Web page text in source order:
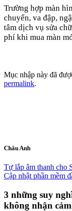
Trường hợp màn
chuyển, va đập,
tâm dịch vụ sửa
phí khi mua màn
Mục nhập này đã
permalink.
Châu Anh
Tự lắp âm thanh cho
Cập nhật phần mềm
3 những suy
không nhận